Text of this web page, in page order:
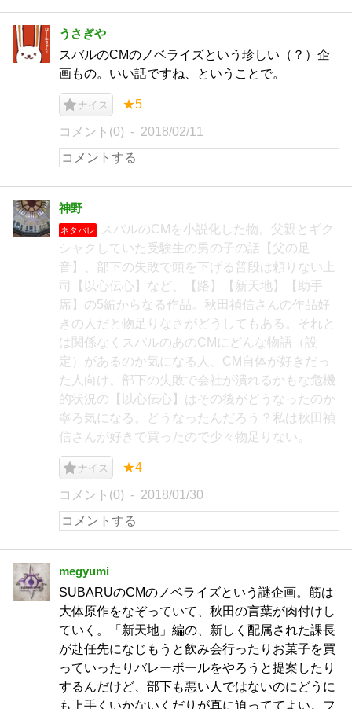
うさぎや
スバルのCMのノベライズという珍しい（？）企
画もの。いい話ですね、ということで。
ナイス ★5
コメント(0) 2018/02/11
神野
ネタバレ
スバルのCMを小説化した物。父親とギク
シャクしていた受験生の男の子の話【父の足
音】、部下の失敗で頭を下げる普段は頼りない上
司【以心伝心】など、【路】【新天地】【助手
席】の5編からなる作品。秋田禎信さんの作品好
きの人だと物足りなさがどうしてもある。それと
は関係なくスバルのあのCMにどんな物語（設
定）があるのか気になる人、CM自体が好きだっ
た人向け。部下の失敗で会社が潰れるかもな危機
的状況の【以心伝心】はその後がどうなったのか
寧ろ気になる。どうなったんだろう？私は秋田禎
信さんが好きで買ったので少々物足りない。
ナイス ★4
コメント(0) 2018/01/30
megyumi
SUBARUのCMのノベライズという謎企画。筋は
大体原作をなぞっていて、秋田の言葉が肉付けし
ていく。「新天地」編の、新しく配属された課長
が赴任先になじもうと飲み会行ったりお菓子を買
っていったりバレーボールをやろうと提案したり
するんだけど、部下も悪い人ではないのにどうに
も上手くいかないくだりが真に迫っててよい。フ